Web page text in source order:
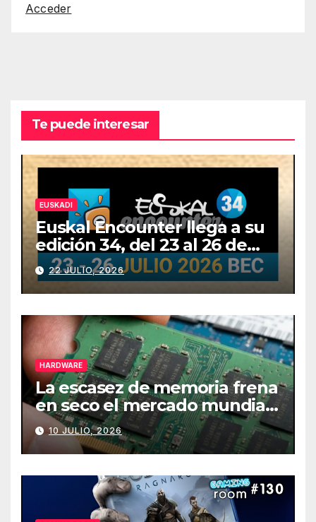
Acceder
Te puede interesar
EUSKADI
Euskal Encounter llega a su
edición 34, del 23 al 26 de
julio
22 JULIO, 2026
HARDWARE
La escasez de memoria frena
en seco el mercado mundial
de PCs
10 JULIO, 2026